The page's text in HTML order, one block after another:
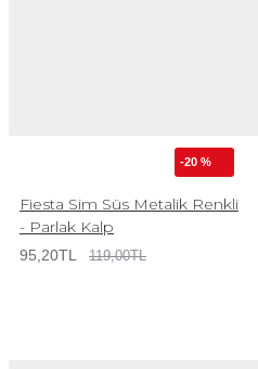
-20 %
Fiesta Sim Süs Metalik Renkli
- Parlak Kalp
95,20TL 119,00TL